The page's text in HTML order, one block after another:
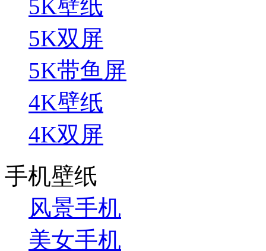
5K壁纸
5K双屏
5K带鱼屏
4K壁纸
4K双屏
手机壁纸
风景手机
美女手机